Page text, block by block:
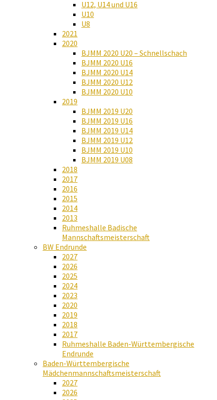
U12, U14 und U16
U10
U8
2021
2020
BJMM 2020 U20 – Schnellschach
BJMM 2020 U16
BJMM 2020 U14
BJMM 2020 U12
BJMM 2020 U10
2019
BJMM 2019 U20
BJMM 2019 U16
BJMM 2019 U14
BJMM 2019 U12
BJMM 2019 U10
BJMM 2019 U08
2018
2017
2016
2015
2014
2013
Ruhmeshalle Badische
Mannschaftsmeisterschaft
BW Endrunde
2027
2026
2025
2024
2023
2020
2019
2018
2017
Ruhmeshalle Baden-Württembergische
Endrunde
Baden-Württembergische
Mädchenmannschaftsmeisterschaft
2027
2026